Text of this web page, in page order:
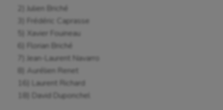
2) Julien Briché
3) Frédéric Caprasse
5) Xavier Fouineau
6) Florian Briché
7) Jean-Laurent Navarro
8) Aurélien Renet
16) Laurent Richard
18) David Duponchel